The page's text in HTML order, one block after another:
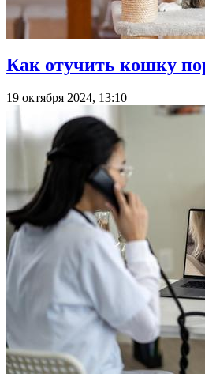
Как отучить кошку
19 октября 2024, 13:10